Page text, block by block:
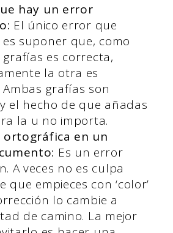
hay un error
El único error que
suponer que, como
es correcta,
la otra es
grafías son
el hecho de que añadas
la u no importa.
ortográfica en un
Es un error
A veces no es culpa
que empieces con ‘color’
lo cambie a
de camino. La mejor